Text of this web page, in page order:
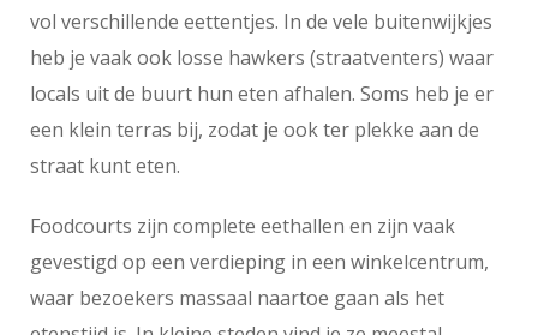
vol verschillende eettentjes. In de vele buitenwijkjes
heb je vaak ook losse hawkers (straatventers) waar
locals uit de buurt hun eten afhalen. Soms heb je er
een klein terras bij, zodat je ook ter plekke aan de
straat kunt eten.
Foodcourts zijn complete eethallen en zijn vaak
gevestigd op een verdieping in een winkelcentrum,
waar bezoekers massaal naartoe gaan als het